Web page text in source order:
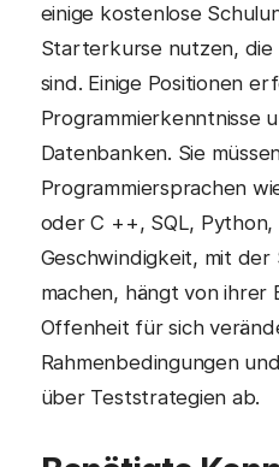
einige kostenlose
Starterkurse nutzen, die
sind. Einige Positionen
Programmierkenntnisse
Datenbanken. Sie
Programmiersprachen
oder C ++, SQL, Python,
Geschwindigkeit, mit der
machen, hängt von ihrer
Offenheit für sich
Rahmenbedingungen
über Teststrategien ab.